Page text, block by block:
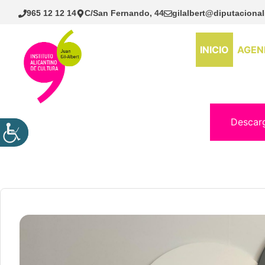
Saltar
965 12 12 14 C/San Fernando, 44
INICIO